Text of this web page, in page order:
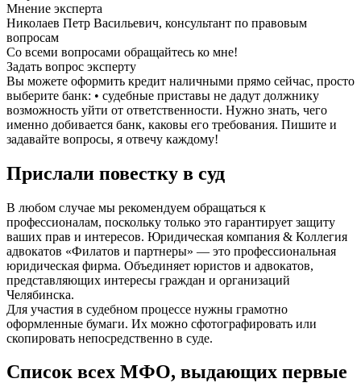
Мнение эксперта
Николаев Петр Васильевич, консультант по правовым
вопросам
Со всеми вопросами обращайтесь ко мне!
Задать вопрос эксперту
Вы можете оформить кредит наличными прямо сейчас, просто
выберите банк: • судебные приставы не дадут должнику
возможность уйти от ответственности. Нужно знать, чего
именно добивается банк, каковы его требования. Пишите и
задавайте вопросы, я отвечу каждому!
Прислали повестку в суд
В любом случае мы рекомендуем обращаться к
профессионалам, поскольку только это гарантирует защиту
ваших прав и интересов. Юридическая компания & Коллегия
адвокатов «Филатов и партнеры» — это профессиональная
юридическая фирма. Объединяет юристов и адвокатов,
представляющих интересы граждан и организаций
Челябинска.
Для участия в судебном процессе нужны грамотно
оформленные бумаги. Их можно сфотографировать или
скопировать непосредственно в суде.
Список всех МФО, выдающих первые